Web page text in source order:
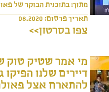
מתוך: בתוכנית הבוקר של
תאריך פרסום: 08.2020
צפו בסרטון>>
דיירים שלנו
להתארח אצל